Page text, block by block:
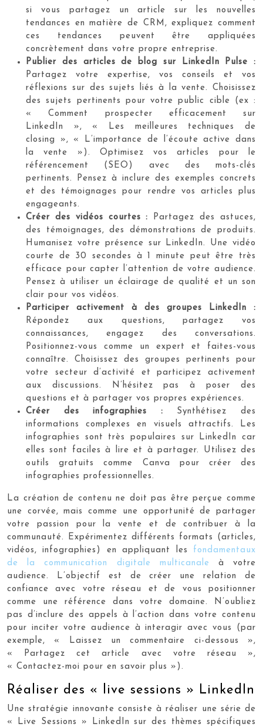
si vous partagez un article sur les nouvelles
tendances en matière de CRM, expliquez comment
ces tendances peuvent être appliquées
concrètement dans votre propre entreprise.
Publier des articles de blog sur LinkedIn Pulse :
Partagez votre expertise, vos conseils et vos
réflexions sur des sujets liés à la vente. Choisissez
des sujets pertinents pour votre public cible (ex :
« Comment prospecter efficacement sur
LinkedIn », « Les meilleures techniques de
closing », « L’importance de l’écoute active dans
la vente »). Optimisez vos articles pour le
référencement (SEO) avec des mots-clés
pertinents. Pensez à inclure des exemples concrets
et des témoignages pour rendre vos articles plus
engageants.
Créer des vidéos courtes : Partagez des astuces,
des témoignages, des démonstrations de produits.
Humanisez votre présence sur LinkedIn. Une vidéo
courte de 30 secondes à 1 minute peut être très
efficace pour capter l’attention de votre audience.
Pensez à utiliser un éclairage de qualité et un son
clair pour vos vidéos.
Participer activement à des groupes LinkedIn :
Répondez aux questions, partagez vos
connaissances, engagez des conversations.
Positionnez-vous comme un expert et faites-vous
connaître. Choisissez des groupes pertinents pour
votre secteur d’activité et participez activement
aux discussions. N’hésitez pas à poser des
questions et à partager vos propres expériences.
Créer des infographies : Synthétisez des
informations complexes en visuels attractifs. Les
infographies sont très populaires sur LinkedIn car
elles sont faciles à lire et à partager. Utilisez des
outils gratuits comme Canva pour créer des
infographies professionnelles.
La création de contenu ne doit pas être perçue comme
une corvée, mais comme une opportunité de partager
votre passion pour la vente et de contribuer à la
communauté. Expérimentez différents formats (articles,
vidéos, infographies) en appliquant les fondamentaux
de la communication digitale multicanale
à votre
audience. L’objectif est de créer une relation de
confiance avec votre réseau et de vous positionner
comme une référence dans votre domaine. N’oubliez
pas d’inclure des appels à l’action dans votre contenu
pour inciter votre audience à interagir avec vous (par
exemple, « Laissez un commentaire ci-dessous »,
« Partagez cet article avec votre réseau »,
« Contactez-moi pour en savoir plus »).
Réaliser des « live sessions » LinkedIn
Une stratégie innovante consiste à réaliser une série de
« Live Sessions » LinkedIn sur des thèmes spécifiques